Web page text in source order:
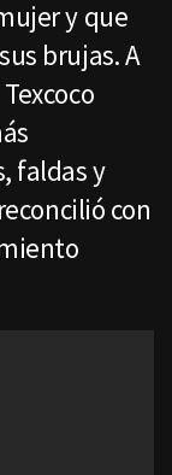
y que
brujas. A
faldas y
con